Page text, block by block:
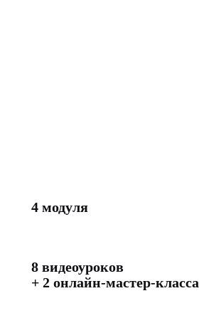
4 модуля
8 видеоуроков
+ 2 онлайн-мастер-класса